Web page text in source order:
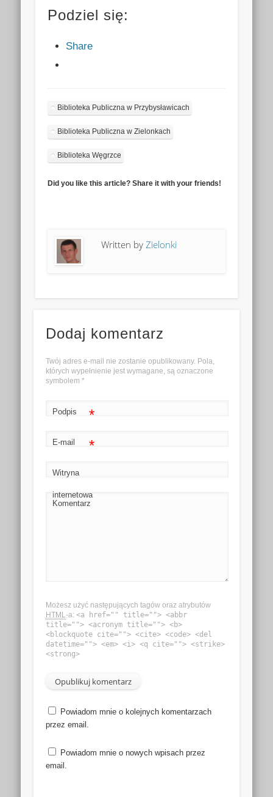
Podziel się:
Share
Biblioteka Publiczna w Przybysławicach
Biblioteka Publiczna w Zielonkach
Biblioteka Węgrzce
Did you like this article? Share it with your friends!
Written byZielonki
Dodaj komentarz
Twój adres e-mail nie zostanie opublikowany. Pola,
których wypełnienie jest wymagane, są oznaczone
symbolem *
Podpis *
E-mail *
Witryna
internetowa
Komentarz
Możesz użyć następujących tagów oraz atrybutów
HTML-a: <a href="" title=""> <abbr
title=""> <acronym title=""> <b>
<blockquote cite=""> <cite> <code> <del
datetime=""> <em> <i> <q cite=""> <strike>
<strong>
Powiadom mnie o kolejnych komentarzach
przez email.
Powiadom mnie o nowych wpisach przez
email.